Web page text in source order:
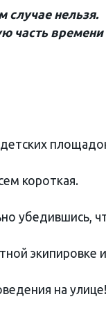
случае нельзя.
часть времени
короткая.
убедившись,
экипировке и
на улице!